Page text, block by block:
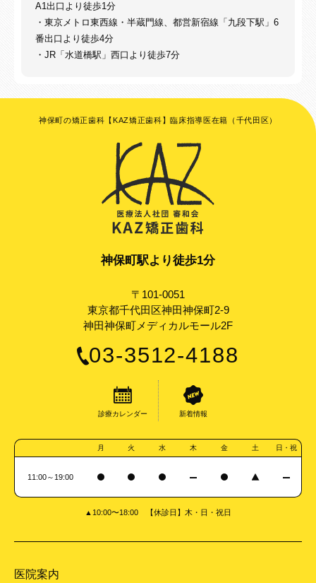
A1出口より徒歩1分
・東京メトロ東西線・半蔵門線、都営新宿線「九段下駅」6
番出口より徒歩4分
・JR「水道橋駅」西口より徒歩7分
神保町の矯正歯科【KAZ矯正歯科】臨床指導医在籍（千代田区）
神保町駅より徒歩1分
〒101-0051
東京都千代田区神田神保町2-9
神田神保町メディカルモール2F
03-3512-4188
診療カレンダー 新着情報
月 火 水 木 金 土 日・祝
11:00～19:00
▲10:00〜18:00 【休診日】木・日・祝日
医院案内